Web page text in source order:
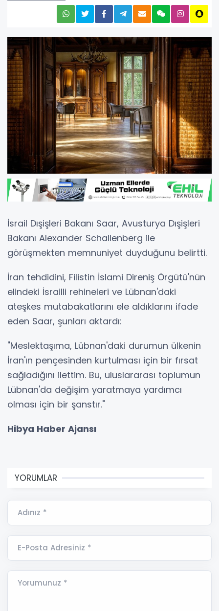
İsrail Dışişleri Bakanı Saar, Avusturya Dışişleri
Bakanı Alexander Schallenberg ile
görüşmekten memnuniyet duyduğunu belirtti.
İran tehdidini, Filistin İslami Direniş Örgütü'nün
elindeki İsrailli rehineleri ve Lübnan'daki
ateşkes mutabakatlarını ele aldıklarını ifade
eden Saar, şunları aktardı:
"Meslektaşıma, Lübnan'daki durumun ülkenin
İran'ın pençesinden kurtulması için bir fırsat
sağladığını ilettim. Bu, uluslararası toplumun
Lübnan'da değişim yaratmaya yardımcı
olması için bir şanstır."
Hibya Haber Ajansı
YORUMLAR
Adınız *
E-Posta Adresiniz *
Yorumunuz *